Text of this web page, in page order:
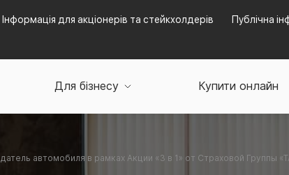
Інформація для акціонерів та стейкхолдерів Публічна
Для бізнесу Купити онлайн
автомобиля в рамках Акции «3 в 1» от Страховой Группы